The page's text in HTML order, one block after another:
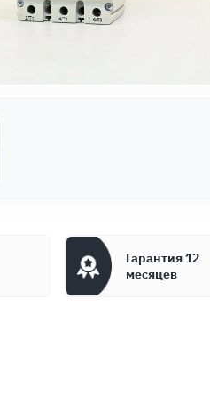
Гарантия 12
месяцев